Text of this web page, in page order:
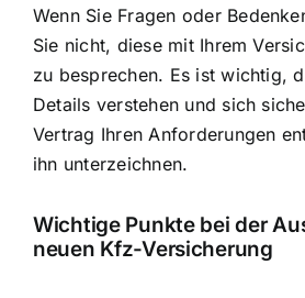
Wenn Sie Fragen oder
Sie nicht, diese mit Ihrem
zu besprechen. Es ist wichtig,
Details verstehen und sich
Vertrag Ihren Anforderungen
ihn unterzeichnen.
Wichtige Punkte bei der
neuen Kfz-Versicherung